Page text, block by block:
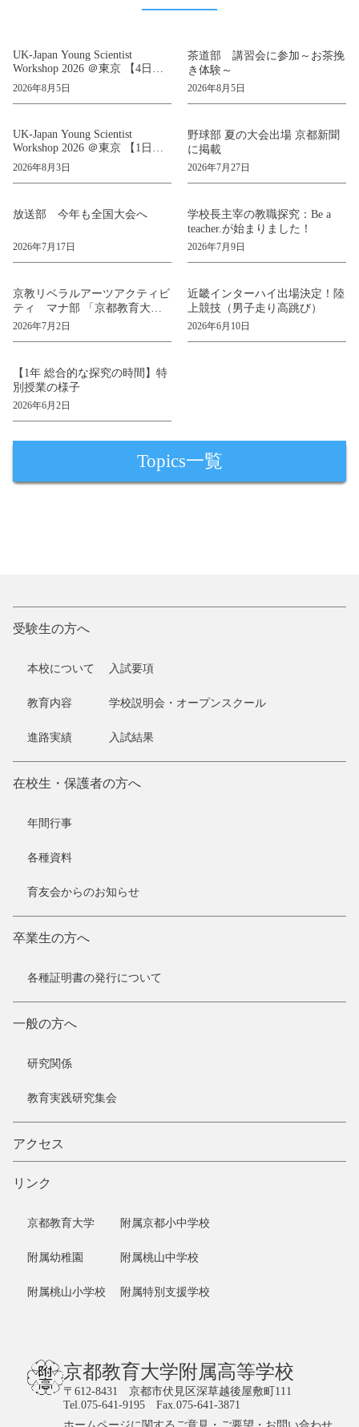
UK-Japan Young Scientist
Workshop 2026 ＠東京 【4日
目〜5日目】東京プログラム
2026年8月5日
茶道部 講習会に参加～お茶挽
き体験～
2026年8月5日
UK-Japan Young Scientist
Workshop 2026 ＠東京 【1日
目〜3日目】関西プログラム
2026年8月3日
野球部 夏の大会出場 京都新聞
に掲載
2026年7月27日
放送部 今年も全国大会へ
2026年7月17日
学校長主宰の教職探究：Be a
teacher.が始まりました！
2026年7月9日
京教リベラルアーツアクティビ
ティ マナ部 「京都教育大学
研究室を訪問しました！」
2026年7月2日
近畿インターハイ出場決定！陸
上競技（男子走り高跳び）
2026年6月10日
【1年 総合的な探究の時間】特
別授業の様子
2026年6月2日
Topics一覧
受験生の方へ
本校について
教育内容
進路実績
入試要項
学校説明会・オープンスクール
入試結果
在校生・保護者の方へ
年間行事
各種資料
育友会からのお知らせ
卒業生の方へ
各種証明書の発行について
一般の方へ
研究関係
教育実践研究集会
アクセス
リンク
京都教育大学
附属幼稚園
附属桃山小学校
附属京都小中学校
附属桃山中学校
附属特別支援学校
京都教育大学附属高等学校
〒612-8431 京都市伏見区深草越後屋敷町111
Tel.075-641-9195 Fax.075-641-3871